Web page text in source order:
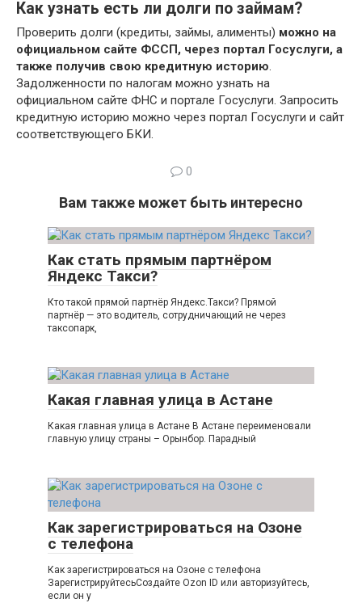
Как узнать есть ли долги по займам?
Проверить долги (кредиты, займы, алименты) можно на
официальном сайте ФССП, через портал Госуслуги, а
также получив свою кредитную историю.
Задолженности по налогам можно узнать на
официальном сайте ФНС и портале Госуслуги. Запросить
кредитную историю можно через портал Госуслуги и сайт
соответствующего БКИ.
0
Вам также может быть интересно
Как стать прямым партнёром
Яндекс Такси?
Кто такой прямой партнёр Яндекс.Такси? Прямой
партнёр — это водитель, сотрудничающий не через
таксопарк,
Какая главная улица в Астане
Какая главная улица в Астане В Астане переименовали
главную улицу страны – Орынбор. Парадный
Как зарегистрироваться на Озоне
с телефона
Как зарегистрироваться на Озоне с телефона
ЗарегистрируйтесьСоздайте Ozon ID или авторизуйтесь,
если он у